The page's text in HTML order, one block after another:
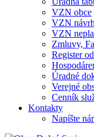
VZN obce
VZN
VZN
Zmluvy,
Register
Úradné
Verejné
Cenník
Kontakty
Napíšte